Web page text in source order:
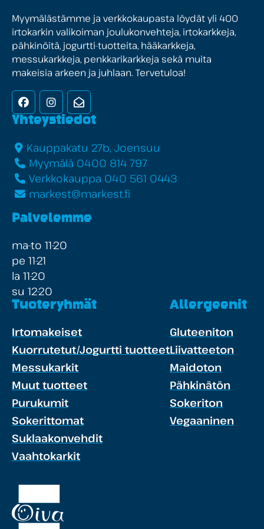
Myymälästämme ja verkkokaupasta löydät yli 400
irtokarkin valikoiman joulukonvehteja, irtokarkkeja,
pähkinöitä, jogurtti-tuotteita, hääkarkkeja,
messukarkkeja, penkkarikarkkeja sekä muita
makeisia arkeen ja juhlaan. Tervetuloa!
FacebookInstagramUutiskirje
Yhteystiedot
Kauppakatu 27b, Joensuu
Myymälä 0400 814 797
Verkkokauppa 040 561 0443
markest@markest.fi
Palvelemme
ma-to 11-20
pe 11-21
la 11-20
su 12-20
Tuoteryhmät
Irtomakeiset
Kuorrutetut/Jogurtti tuotteet
Messukarkit
Muut tuotteet
Purukumit
Sokerittomat
Suklaakonvehdit
Vaahtokarkit
Allergeenit
Gluteeniton
Liivatteeton
Maidoton
Pähkinätön
Sokeriton
Vegaaninen